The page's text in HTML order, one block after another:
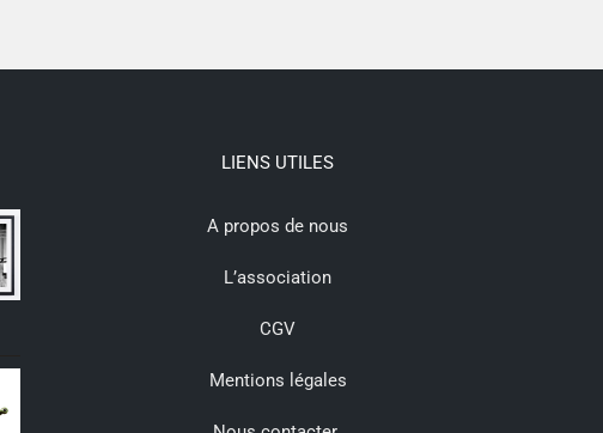
LIENS UTILES
A propos de nous
L’association
CGV
Mentions légales